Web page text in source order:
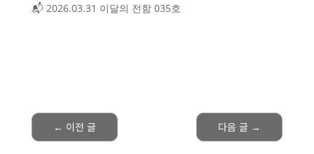
📬 2026.03.31 이달의 전함 035호
← 이전 글 다음 글 →